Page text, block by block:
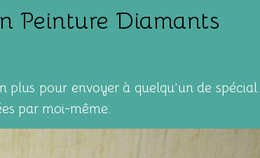
Peinture Diamants
pour envoyer à quelqu’un de spécial.
par moi-même.